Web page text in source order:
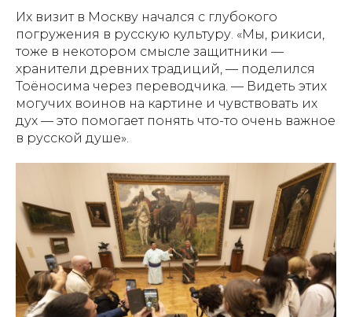
Их визит в Москву начался с глубокого
погружения в русскую культуру. «Мы, рикиси,
тоже в некотором смысле защитники —
хранители древних традиций, — поделился
Тоёносима через переводчика. — Видеть этих
могучих воинов на картине и чувствовать их
дух — это помогает понять что-то очень важное
в русской душе».